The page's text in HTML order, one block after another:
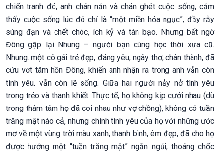
chiến tranh đó, anh chán nản và chán ghét cuộc sống, cảm
thấy cuộc sống lúc đó chỉ là “một miền hỏa ngục”, đầy rẫy
súng đạn và chết chóc, ích kỷ và tàn bạo. Nhưng bất ngờ
Đông gặp lại Nhung – người bạn cùng học thời xưa cũ.
Nhung, một cô gái trẻ đẹp, đáng yêu, ngây thơ, chân thành, đã
cứu vớt tâm hồn Đông, khiến anh nhận ra trong anh vẫn còn
tình yêu, vẫn còn lẽ sống. Giữa hai người nảy nở tình yêu
trong trẻo và thanh khiết. Thực tế, họ không kịp cưới nhau (dù
trong thâm tâm họ đã coi nhau như vợ chồng), không có tuần
trăng mật nào cả, nhưng chính tình yêu của họ với những ước
mơ về một vùng trời màu xanh, thanh bình, êm đẹp, đã cho họ
được hưởng một “tuần trăng mật” ngắn ngủi, thoáng chốc